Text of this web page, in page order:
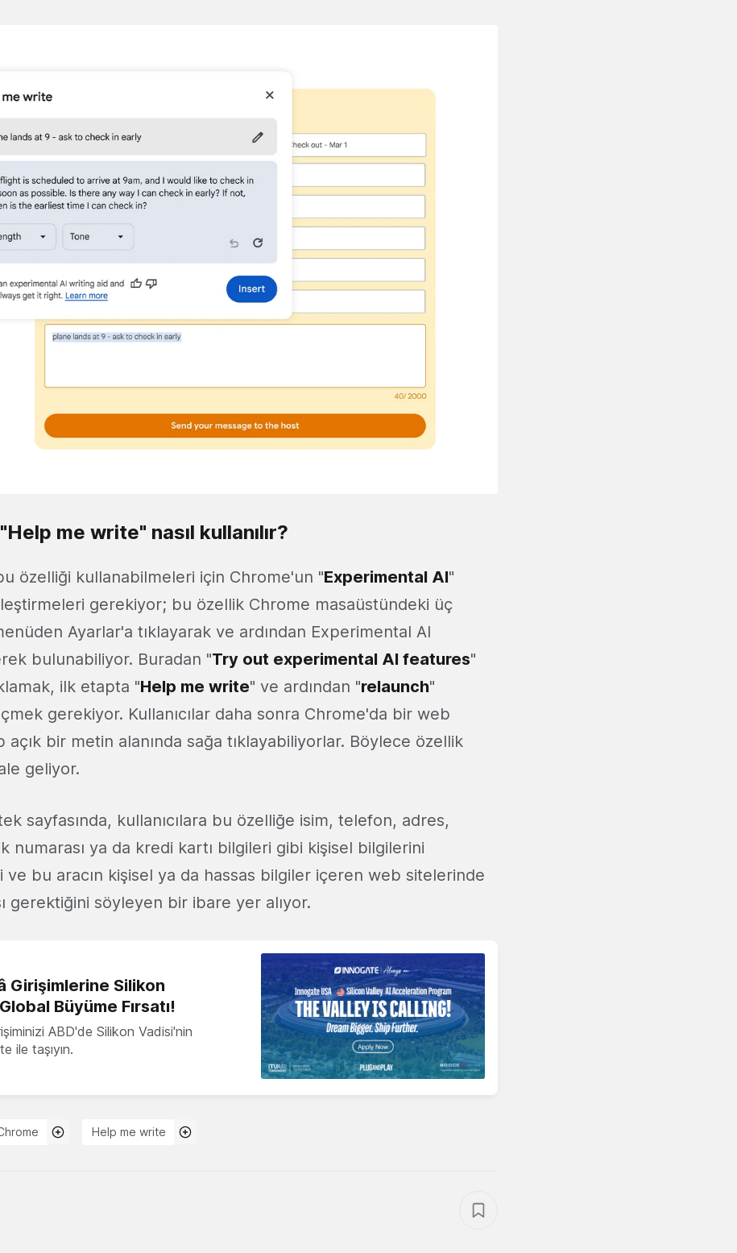
me write" nasıl kullanılır?
bu özelliği kullanabilmeleri için Chrome'un "Experimental AI"
gerekiyor; bu özellik Chrome masaüstündeki üç
Ayarlar'a tıklayarak ve ardından Experimental AI
bulunabiliyor. Buradan "Try out experimental AI features"
ilk etapta "Help me write" ve ardından "relaunch"
gerekiyor. Kullanıcılar daha sonra Chrome'da bir web
açık bir metin alanında sağa tıklayabiliyorlar. Böylece özellik
geliyor.
sayfasında, kullanıcılara bu özelliğe isim, telefon, adres,
numarası ya da kredi kartı bilgileri gibi kişisel bilgilerini
ve bu aracın kişisel ya da hassas bilgiler içeren web sitelerinde
gerektiğini söyleyen bir ibare yer alıyor.
Girişimlerine Silikon
Büyüme Fırsatı!
ABD'de Silikon Vadisi'nin
ile taşıyın.
Help me write